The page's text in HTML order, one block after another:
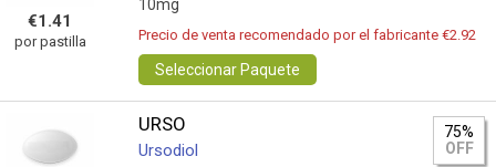
€1.41
por pastilla
10mg
Precio de venta recomendado por el fabricante €2.92
Seleccionar Paquete
URSO
Ursodiol
75%
OFF